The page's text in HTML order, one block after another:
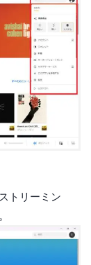
トリーミン